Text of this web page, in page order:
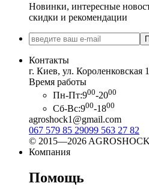
Новинки, интересные
скидки и рекомендации
Контакты
г. Киев, ул. Короленковская
Время работы
Пн-Пт:900-2000
Сб-Вс:900-1800
agroshock1@gmail.com
067 579 85 29099 563 27 82
© 2015—2026
Компания
Помощь